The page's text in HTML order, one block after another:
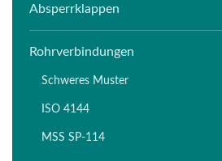
Absperrklappen
Rohrverbindungen
Schweres Muster
ISO 4144
MSS SP-114